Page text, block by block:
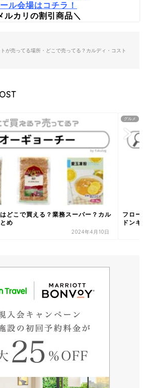
ル会場はコチラ！
ルカリの割引商品＼
が売ってる場所・どこで売ってる？カルディ・コスト
どこで買える？業務スーパー？カル
め
2024年4月10日
グルメ
フロー
ドンキ